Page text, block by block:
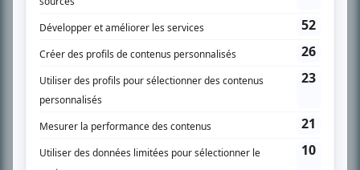
PLAN DU SITE
Accueil
Liste des comédiens
Recherche avancée